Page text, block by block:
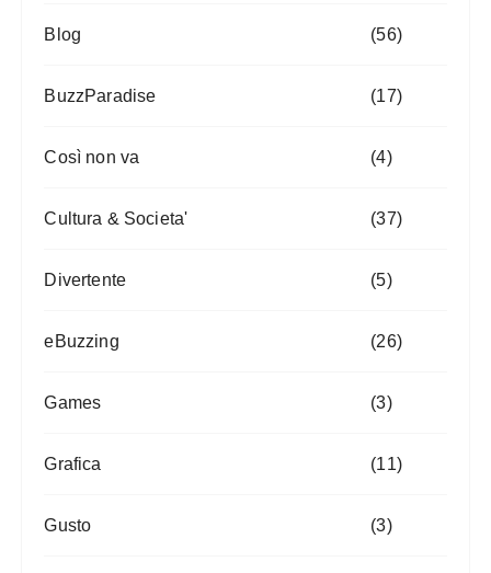
Blog (56)
BuzzParadise (17)
Così non va (4)
Cultura & Societa' (37)
Divertente (5)
eBuzzing (26)
Games (3)
Grafica (11)
Gusto (3)